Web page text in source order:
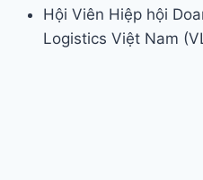
Hội Viên Hiệp hội
Logistics Việt Nam